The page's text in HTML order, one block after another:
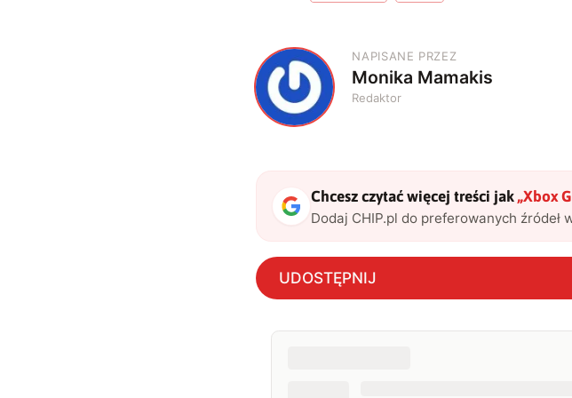
M
NAPISANE PRZEZ
Monika Mamakis
Redaktor
Chcesz czytać więcej treści jak „Xbox
Dodaj CHIP.pl do preferowanych źródeł
UDOSTĘPNIJ